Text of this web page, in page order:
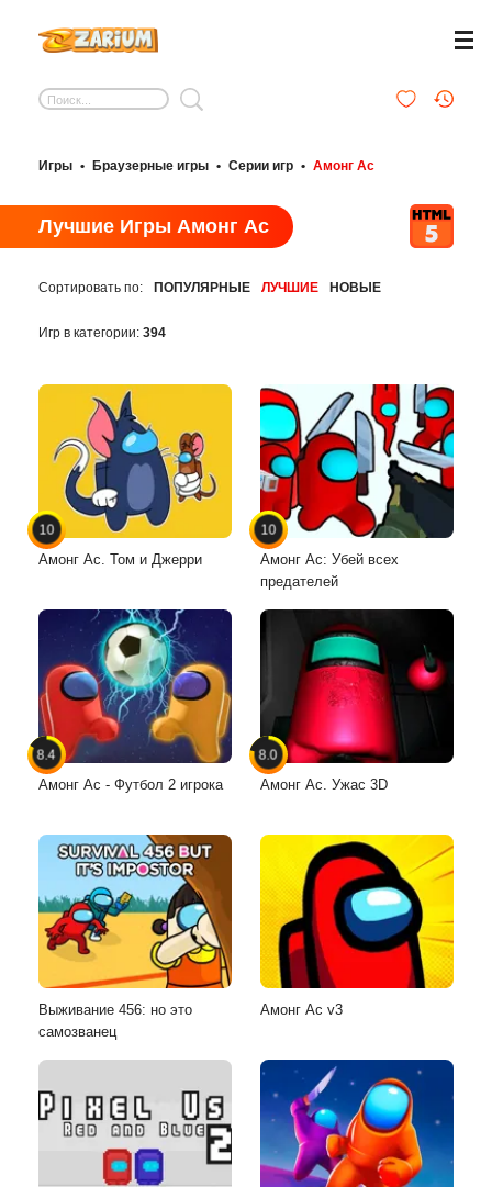
Игры • Браузерные игры • Серии игр • Амонг Ас
Лучшие Игры Амонг Ас
Сортировать по: ПОПУЛЯРНЫЕ ЛУЧШИЕ НОВЫЕ
Игр в категории: 394
10
Амонг Ас. Том и Джерри
10
Амонг Ас: Убей всех
предателей
8.4
Амонг Ас - Футбол 2 игрока
8.0
Амонг Ас. Ужас 3D
Выживание 456: но это
самозванец
Амонг Ас v3